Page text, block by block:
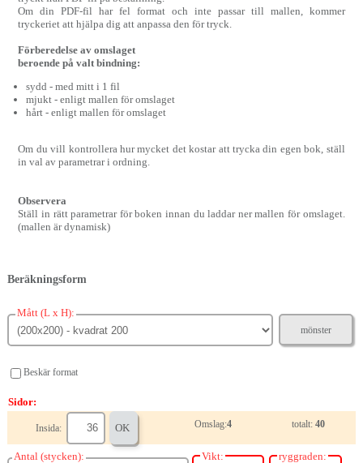
Om din PDF-fil har fel format och inte passar till mallen, kommer
tryckeriet att hjälpa dig att anpassa den för tryck.
Förberedelse av omslaget
beroende på valt bindning:
sydd - med mitt i 1 fil
mjukt - enligt mallen för omslaget
hårt - enligt mallen för omslaget
Om du vill kontrollera hur mycket det kostar att trycka din egen bok, ställ
in val av parametrar i ordning.
Observera
Ställ in rätt parametrar för boken innan du laddar ner mallen för omslaget.
(mallen är dynamisk)
Beräkningsform
Mått (L x H):
mönster
Beskär format
Sidor:
Insida: OK Omslag:4 totalt: 40
Antal (stycken): Vikt: ryggraden: